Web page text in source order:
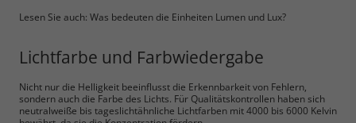
Lesen Sie auch: Was bedeuten die Einheiten Lumen und Lux?
Lichtfarbe und Farbwiedergabe
Nicht nur die Helligkeit beeinflusst die Erkennbarkeit von Fehlern,
sondern auch die Farbe des Lichts. Für Qualitätskontrollen haben sich
neutralweiße bis tageslichtähnliche Lichtfarben mit 4000 bis 6000 Kelvin
Notwendig
Cookie Informationen anzeigen